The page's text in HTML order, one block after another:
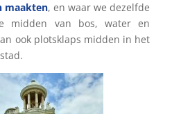
maakten, en waar we dezelfde
midden van bos, water en
ook plotsklaps midden in het